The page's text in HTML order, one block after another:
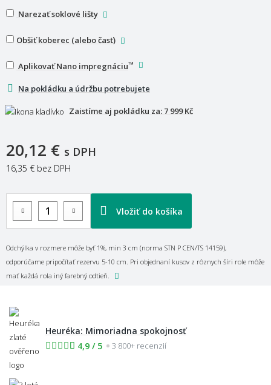
Narezať soklové lišty
Obšiť koberec (alebo časť)
Na pokládku a údržbu potrebujete
Aplikovať Nano impregnáciu™
Zaistíme aj pokládku za: 7 999 Kč
20,12 € s DPH
16,35 € bez DPH
Vložiť do košíka
Odchýlka v rozmere môže byť 1%, min 3 cm (norma STN P CEN/TS 14159),
odporúčame pripočítať rezervu 5-10 cm. Pri objednaní kusov z rôznych šíri role môže
mať každá rola iný farebný odtieň.
Heuréka: Mimoriadna spokojnosť
4,9 / 5
3 800+ recenzií